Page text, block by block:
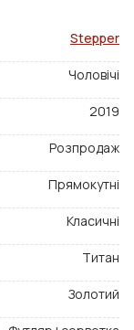
Stepper
Чоловічі
2019
Розпродаж
Прямокутні
Класичні
Титан
Золотий